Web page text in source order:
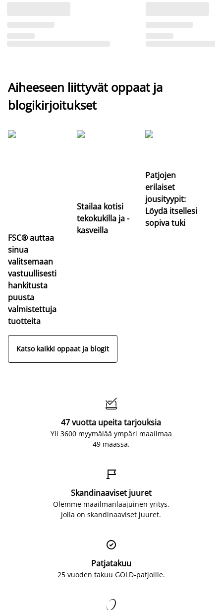
Aiheeseen liittyvät oppaat ja
blogikirjoitukset
FSC® auttaa
sinua
valitsemaan
vastuullisesti
hankitusta
puusta
valmistettuja
tuotteita
Stailaa kotisi
tekokukilla ja -
kasveilla
Patjojen
erilaiset
jousityypit:
Löydä itsellesi
sopiva tuki
Katso kaikki oppaat ja blogit

47 vuotta upeita tarjouksia
Yli 3600 myymälää ympäri maailmaa
49 maassa.

Skandinaaviset juuret
Olemme maailmanlaajuinen yritys,
jolla on skandinaaviset juuret.

Patjatakuu
25 vuoden takuu GOLD-patjoille.
